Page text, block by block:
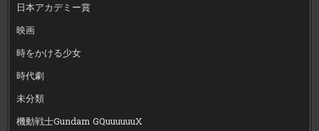
日本アカデミー賞
映画
時をかける少女
時代劇
未分類
機動戦士Gundam GQuuuuuuX